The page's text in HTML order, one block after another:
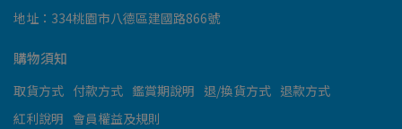
地址：334桃園市八德區建國路866號
購物須知
取貨方式 付款方式 鑑賞期說明 退/換貨方式 退款方式
紅利說明 會員權益及規則